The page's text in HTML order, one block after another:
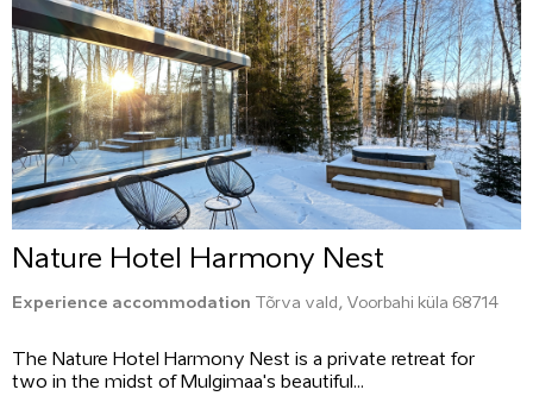
Nature Hotel Harmony Nest
Experience accommodation Tõrva vald, Voorbahi küla 68714
The Nature Hotel Harmony Nest is a private retreat for
two in the midst of Mulgimaa's beautiful...